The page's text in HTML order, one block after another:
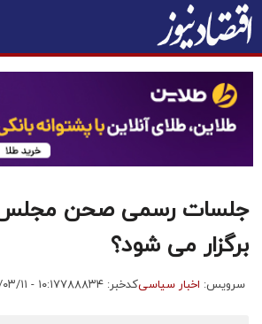
جلسات رسمی صحن مجلس
برگزار می شود؟
سرویس: اخبار سیاسیکدخبر: ۷۸۸۸۳۴ ۱۴۰۵/۰۳/۱۱ -